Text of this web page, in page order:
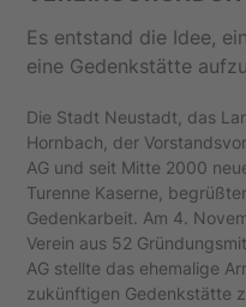
Es entstand die Idee,
eine Gedenkstätte
Die Stadt Neustadt, das
Hornbach, der
AG und seit Mitte 2000
Turenne Kaserne,
Gedenkarbeit. Am 4.
Verein aus 52
AG stellte das ehemalige
zukünftigen Gedenkstätte